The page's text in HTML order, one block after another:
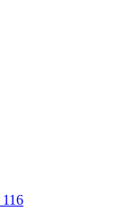
116